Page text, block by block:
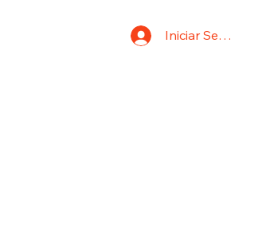
Iniciar Sesión